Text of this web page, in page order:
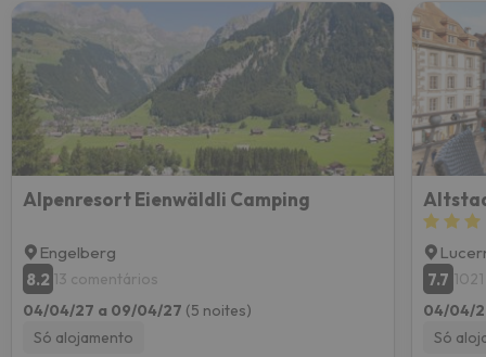
Alpenresort Eienwäldli Camping
Engelberg
8.2 13 comentários
04/04/27 a 09/04/27 (5 noites)
Só alojamento
7.7
04/04/
Só